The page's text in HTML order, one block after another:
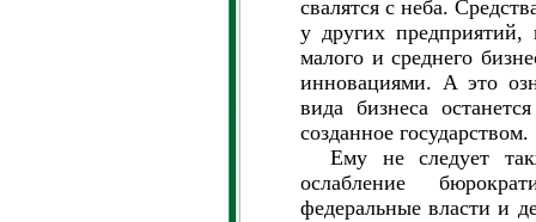
свалятся с неба.
у других предприятий,
малого и среднего
инновациями. А это
вида бизнеса
созданное государством.
Ему не следует
ослабление
федeральные власти и